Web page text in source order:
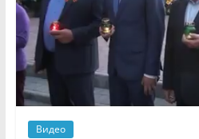
Видео